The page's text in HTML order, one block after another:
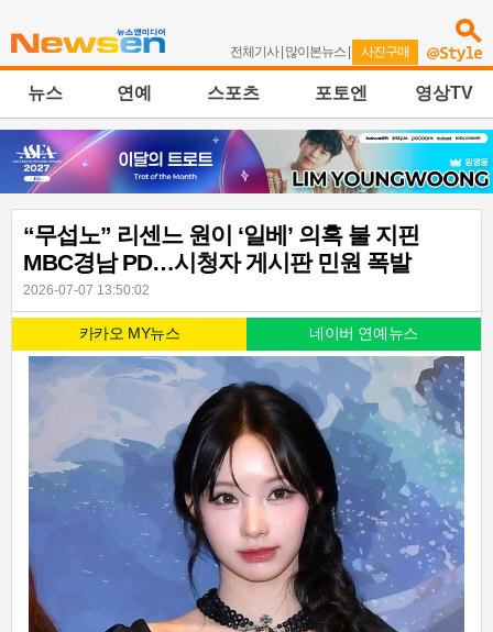
전체기사| 많이본뉴스 | 사진구매
뉴스 연예 스포츠 포토엔 영상TV
“무섭노” 리센느 원이 ‘일베’ 의혹 불 지핀
MBC경남 PD…시청자 게시판 민원 폭발
2026-07-07 13:50:02
카카오 MY뉴스 네이버 연예뉴스